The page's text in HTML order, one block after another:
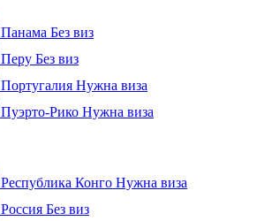
Панама Без виз
Перу Без виз
Португалия Нужна виза
Пуэрто-Рико Нужна виза
Республика Конго Нужна виза
Россия Без виз